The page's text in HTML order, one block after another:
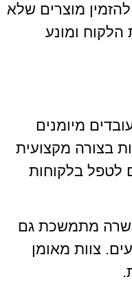
מוצרים שלא
ומונע
מיומנים
בצורה מקצועית
לטפל בלקוחות
מתמשכת גם
צוות מאומן